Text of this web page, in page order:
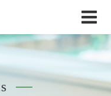
-アド・メイト オフィシ